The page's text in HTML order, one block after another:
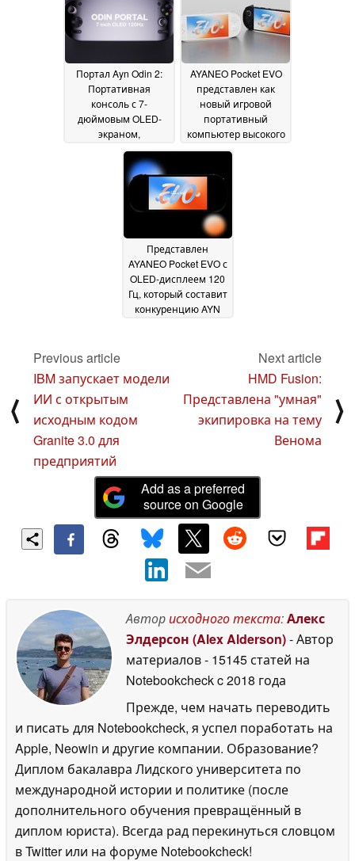
Портал Ayn Odin 2:
Портативная
консоль с 7-
дюймовым OLED-
экраном,
размещенная на
15 October
AYANEO Pocket EVO
представлен как
новый игровой
портативный
компьютер высокого
класса Android с
мощностью, чем AYN
Odin2 или Odin2 Mini
11 July 2024
Представлен
AYANEO Pocket EVO с
OLED-дисплеем 120
Гц, который составит
конкуренцию AYN
устройствам
⟨
Previous article
IBM запускает модели
ИИ с открытым
исходным кодом
Granite 3.0 для
предприятий
Next article
HMD Fusion:
Представлена "умная"
экипировка на тему
Венома
⟩
Add as a preferred
source on Google
Авторисходного текста:Алекс
Элдерсон (Alex Alderson)- Автор
материалов- 15145 статей на
Notebookcheckc 2018 года
Прежде, чем начать переводить
и писать для Notebookcheck, я успел поработать на
Apple, Neowin и другие компании. Образование?
Диплом бакалавра Лидского университета по
международной истории и политике (после
дополнительного обучения превращённый в
диплом юриста). Всегда рад перекинуться словцом
в Twitter или на форуме Notebookcheck!